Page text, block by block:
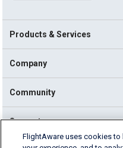
Products & Services
Company
Community
Support
FlightAware uses cookies to